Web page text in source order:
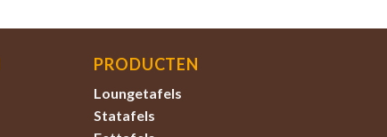
PRODUCTEN
Loungetafels
Statafels